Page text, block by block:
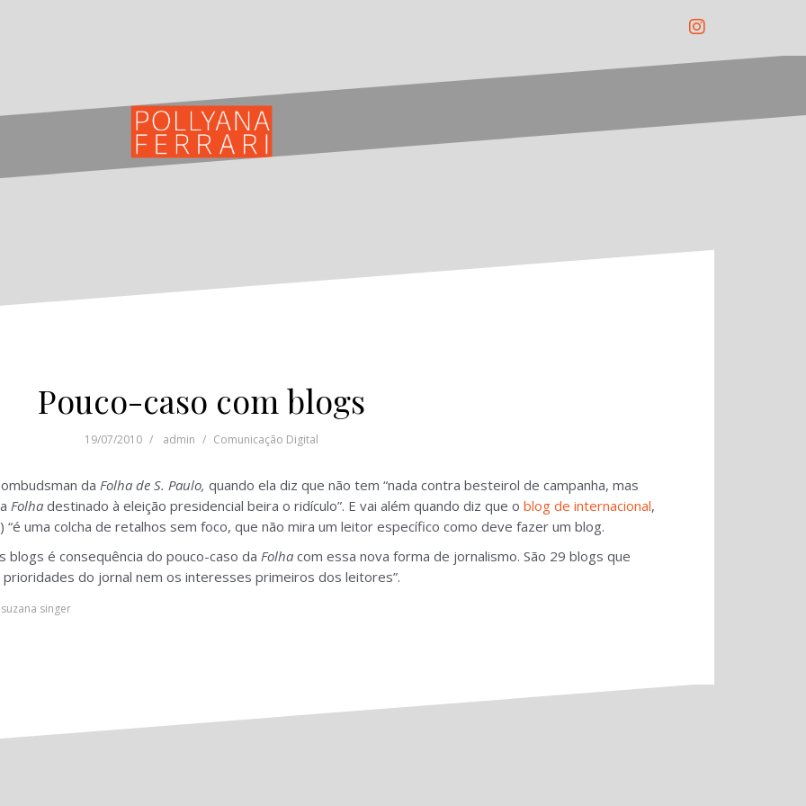
Pouco-caso com blogs
19/07/2010 admin Comunicação Digital
da Folha de S. Paulo, quando ela diz que não tem “nada contra besteirol de campanha, mas
Folha destinado à eleição presidencial beira o ridículo”. E vai além quando diz que o blog de internacional,
uma colcha de retalhos sem foco, que não mira um leitor específico como deve fazer um blog.
blogs é consequência do pouco-caso da Folha com essa nova forma de jornalismo. São 29 blogs que
do jornal nem os interesses primeiros dos leitores”.
suzana singer